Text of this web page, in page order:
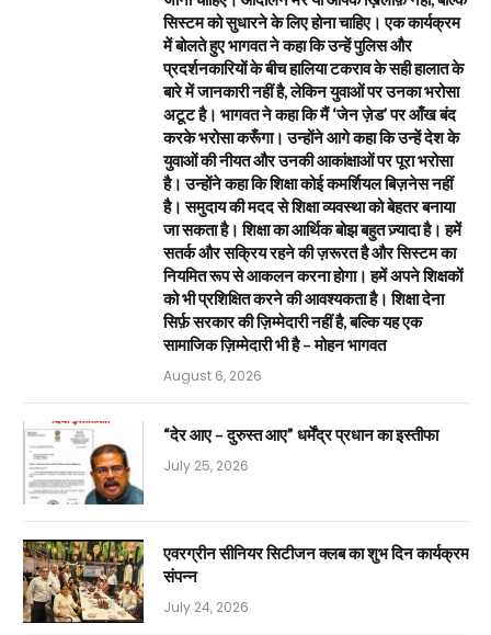
सिस्टम को सुधारने के लिए होना चाहिए। एक कार्यक्रम
में बोलते हुए भागवत ने कहा कि उन्हें पुलिस और
प्रदर्शनकारियों के बीच हालिया टकराव के सही हालात के
बारे में जानकारी नहीं है, लेकिन युवाओं पर उनका भरोसा
अटूट है। भागवत ने कहा कि मैं ‘जेन ज़ेड’ पर आँख बंद
करके भरोसा करूँगा। उन्होंने आगे कहा कि उन्हें देश के
युवाओं की नीयत और उनकी आकांक्षाओं पर पूरा भरोसा
है। उन्होंने कहा कि शिक्षा कोई कमर्शियल बिज़नेस नहीं
है। समुदाय की मदद से शिक्षा व्यवस्था को बेहतर बनाया
जा सकता है। शिक्षा का आर्थिक बोझ बहुत ज़्यादा है। हमें
सतर्क और सक्रिय रहने की ज़रूरत है और सिस्टम का
नियमित रूप से आकलन करना होगा। हमें अपने शिक्षकों
को भी प्रशिक्षित करने की आवश्यकता है। शिक्षा देना
सिर्फ़ सरकार की ज़िम्मेदारी नहीं है, बल्कि यह एक
सामाजिक ज़िम्मेदारी भी है – मोहन भागवत
August 6, 2026
“देर आए – दुरुस्त आए” धर्मेंद्र प्रधान का इस्तीफा
July 25, 2026
एवरग्रीन सीनियर सिटीजन क्लब का शुभ दिन कार्यक्रम
संपन्न
July 24, 2026